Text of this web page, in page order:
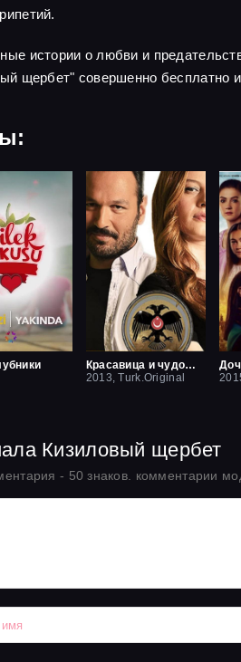
истории о любви и
щербет" совершенно
Красавица и чудовище
2013, Turk.Original
Кизиловый щербет
- 50 знаков. комментарии